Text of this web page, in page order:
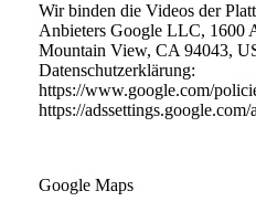
Wir binden die Videos der
Anbieters Google LLC, 1600
Mountain View, CA 94043,
Datenschutzerklärung:
https://www.google.com/
https://adssettings.google.com/
Google Maps